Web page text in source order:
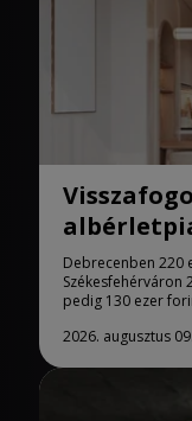
Debrecenben 220
Székesfehérváron
pedig 130 ezer
2026. augusztus 09.